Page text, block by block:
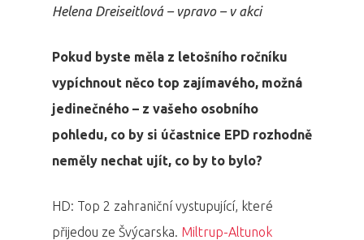
Helena Dreiseitlová – vpravo – v akci
Pokud byste měla z letošního ročníku
vypíchnout něco top zajímavého, možná
jedinečného – z vašeho osobního
pohledu, co by si účastnice EPD rozhodně
neměly nechat ujít, co by to bylo?
HD: Top 2 zahraniční vystupující, které
přijedou ze Švýcarska. Miltrup-Altunok
Partneři
Vstupenky